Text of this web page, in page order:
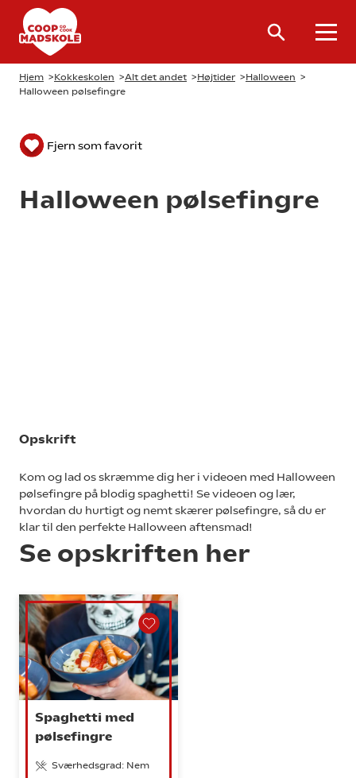
Hjem >Kokkeskolen >Alt det andet >Højtider >Halloween >
Halloween pølsefingre
Fjern som favorit
Halloween pølsefingre
Opskrift
Kom og lad os skræmme dig her i videoen med Halloween
pølsefingre på blodig spaghetti! Se videoen og lær,
hvordan du hurtigt og nemt skærer pølsefingre, så du er
klar til den perfekte Halloween aftensmad!
Se opskriften her
Spaghetti med
pølsefingre
Sværhedsgrad: Nem